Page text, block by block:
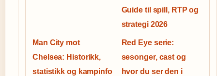
Guide til spill, RTP og
strategi 2026
Man City mot
Chelsea: Historikk,
statistikk og kampinfo
Red Eye serie:
sesonger, cast og
hvor du ser den i